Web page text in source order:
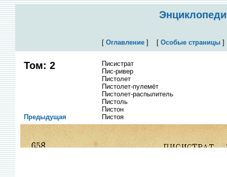
[ Оглавление] [ Особые страницы
Том: 2
Писистрат
Пис-ривер
Пистолет
Пистолет-пулемёт
Пистолет-распылитель
Пистоль
Пистон
Пистоя
Предыдущая